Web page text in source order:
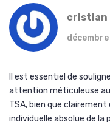
cristian
Il est essentiel de
attention méticuleuse
TSA, bien que
individuelle absolue de la